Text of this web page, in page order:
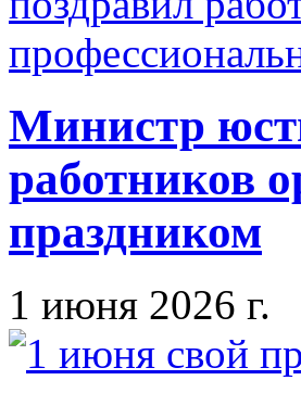
Министр
работников
праздником
1 июня 2026 г.